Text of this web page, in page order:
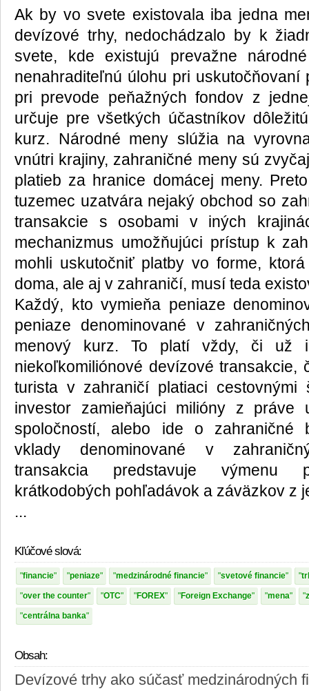
Ak by vo svete existovala iba jedna
devízové trhy, nedochádzalo by k
svete, kde existujú prevažne
nenahraditeľnú úlohu pri
pri prevode peňažných fondov z
určuje pre všetkých účastní­kov
kurz. Národné meny slúžia na
vnútri krajiny, zahraničné meny sú
platieb za hranice domácej meny.
tuzemec uzatvára nejaký obchod so
transakcie s osobami v iných
mechanizmus umožňujúci prístup k
mohli uskutočniť platby vo forme,
doma, ale aj v zahraničí, musí teda
Každý, kto vymieňa peniaze
peniaze denominované v
menový kurz. To platí vždy, či už
niekoľkomiliónové devízové transakcie,
turista v zahraničí platiaci cestovnými
investor zamieňajúci milióny z práve
spoločností, alebo ide o zahraničné
vklady denominované v
transakcia predstavuje výmenu
krátkodobých pohľadávok a záväzkov z
...
Kľúčové slová:
financie peniaze medzinárodné financie svetové financie
over the counter OTC FOREX Foreign Exchange mena
centrálna banka
Obsah:
Devízové trhy ako súčasť medzinárodných